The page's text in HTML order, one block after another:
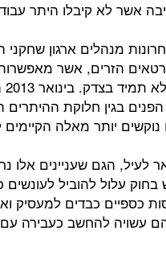
אשר לא קיבלו היתר
מנהלים ארגון
הזרים, אשר
בגין חלוקת
נוקשים יותר מאלה
לעיל, הגם שעניינים אלו
בחוק עלול להוביל
כספיים כבדים למעסיק
עשויה להחשב כעבירה עם